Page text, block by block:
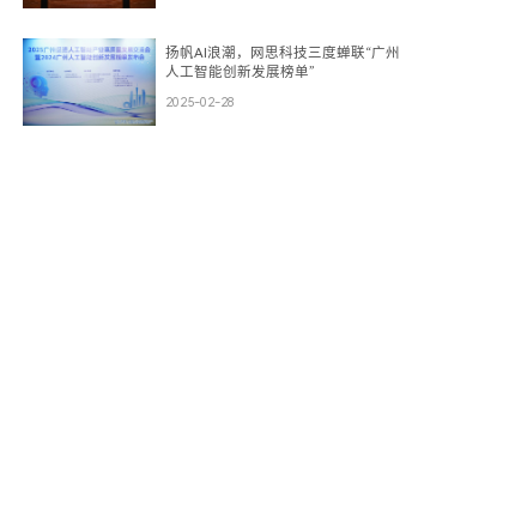
扬帆AI浪潮，网思科技三度蝉联“广州
人工智能创新发展榜单”
2025-02-28